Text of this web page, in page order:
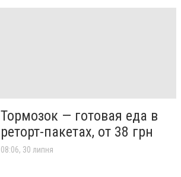
Тормозок — готовая еда в
реторт-пакетах, от 38 грн
08:06, 30 липня